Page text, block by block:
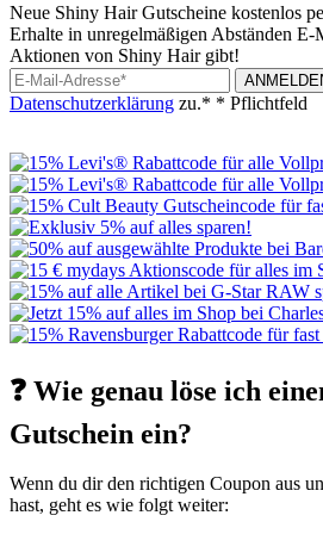
Neue Shiny Hair Gutscheine kostenlos
Erhalte in unregelmäßigen Abständen E-
Aktionen von Shiny Hair gibt!
Datenschutzerklärung zu.* * Pflichtfeld
❓ Wie genau löse ich
Gutschein ein?
Wenn du dir den richtigen Coupon aus
hast, geht es wie folgt weiter: